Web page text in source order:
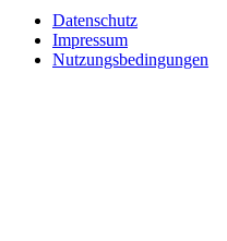
Datenschutz
Impressum
Nutzungsbedingungen